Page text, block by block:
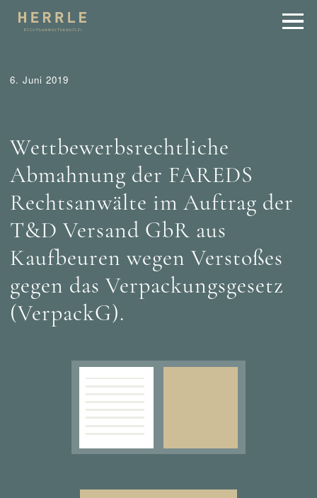
6. Juni 2019
Wettbewerbsrechtliche
Abmahnung der FAREDS
Rechtsanwälte im Auftrag der
T&D Versand GbR aus
Kaufbeuren wegen Verstoßes
gegen das Verpackungsgesetz
(VerpackG).